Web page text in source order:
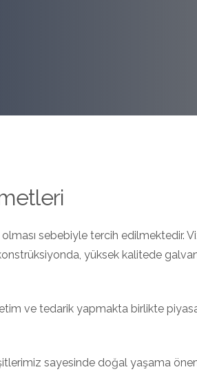
sebebiyle tercih edilmektedir.
yüksek kalitede
ve tedarik yapmakta birlikte
sayesinde doğal yaşama